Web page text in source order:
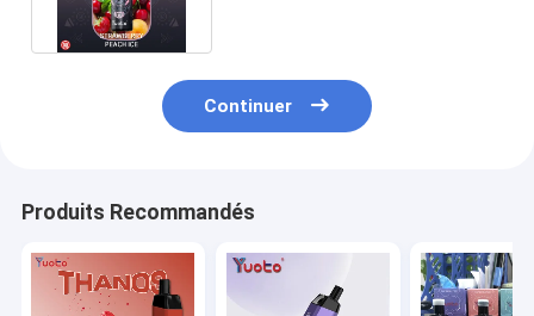
Continuer
Produits Recommandés